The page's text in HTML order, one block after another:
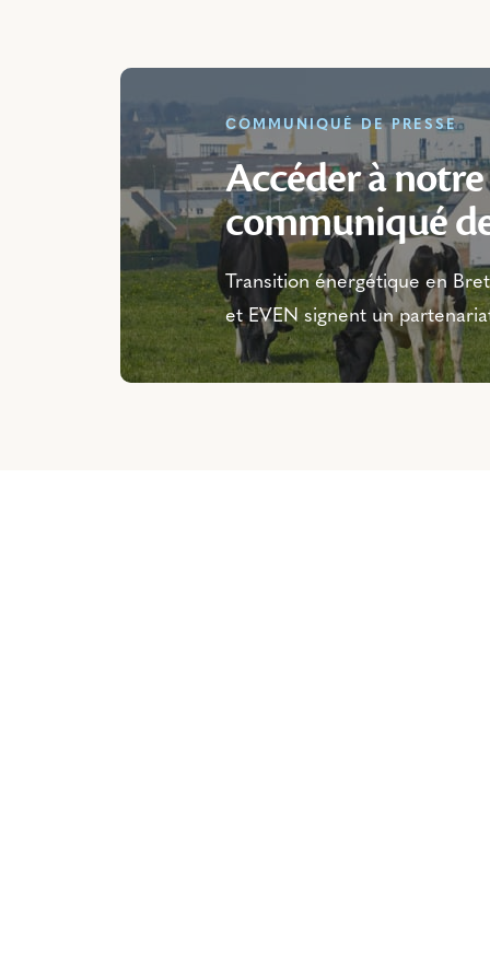
COMMUNIQUÉ DE PRESSE
Accéder à
communiqué
Transition énergétique en
et EVEN signent un